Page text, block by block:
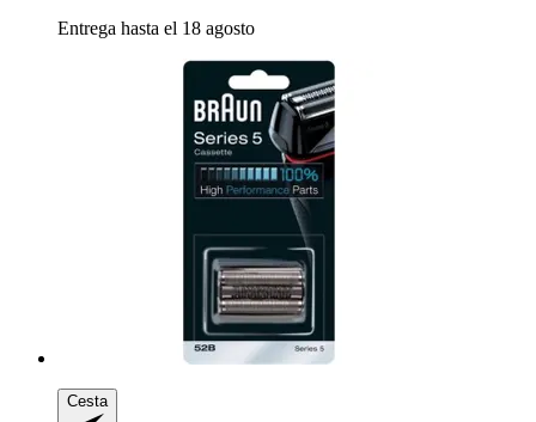
Entrega hasta el 18 agosto
Cesta